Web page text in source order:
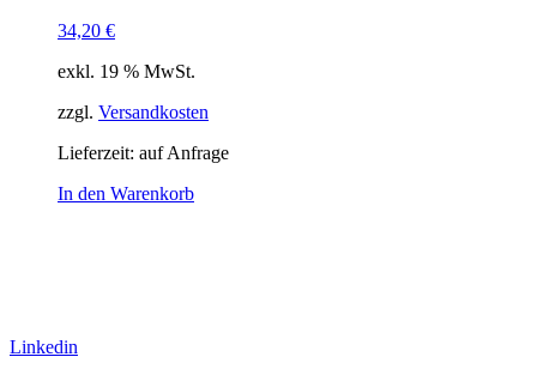
34,20 €
exkl. 19 % MwSt.
zzgl. Versandkosten
Lieferzeit: auf Anfrage
In den Warenkorb
Linkedin